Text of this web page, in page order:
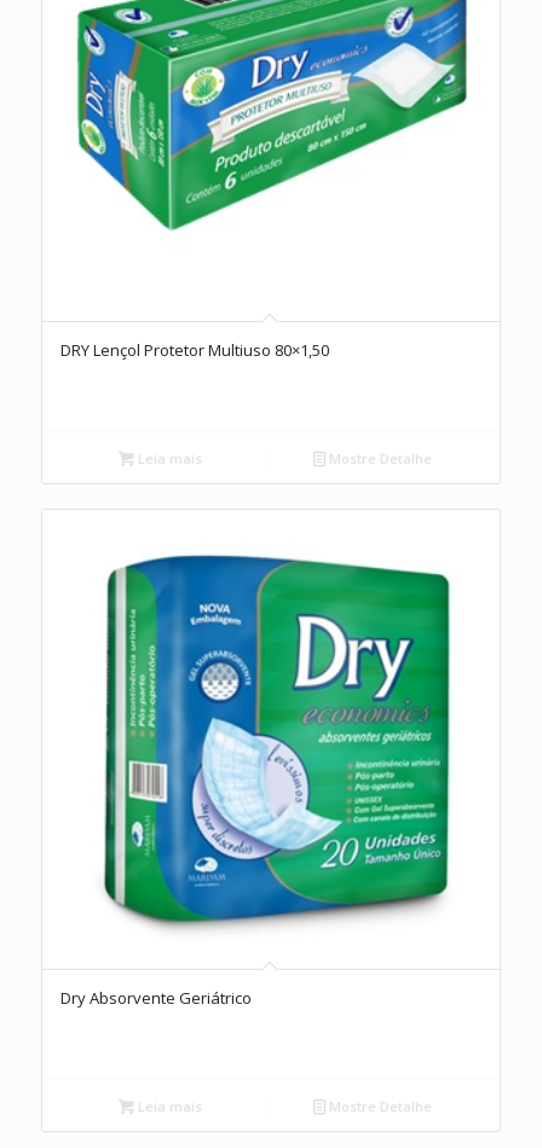
DRY Lençol Protetor Multiuso 80×1,50
Leia mais Mostre Detalhe
Dry Absorvente Geriátrico
Leia mais Mostre Detalhe